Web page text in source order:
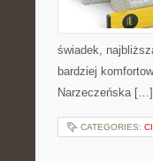
świadek,
bardziej
Narzeczeńska […]
CATEGORIES: